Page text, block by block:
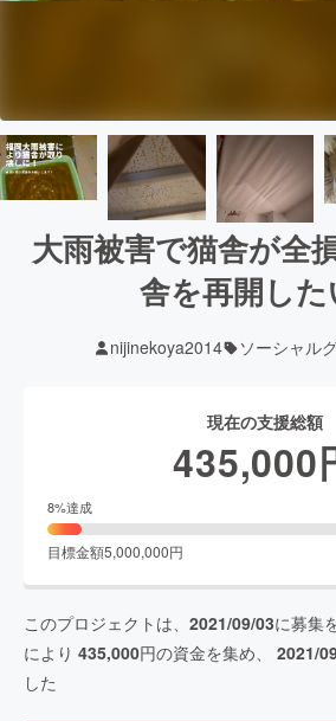
大雨被害で猫舎が全
舎を再開した
nijinekoya2014 ソーシャル
現在の支援総額
435,000
8%達成
目標金額5,000,000円
このプロジェクトは、 2021/09/03に募集
により 435,000円の資金を集め、 2021/
した